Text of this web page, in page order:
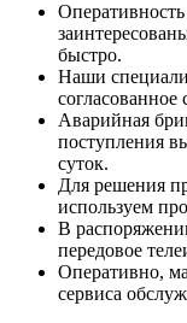
быстро.
Наши
согласованное
Аварийная
поступления
суток.
Для решения
используем
В
передовое
Оперативно,
сервиса